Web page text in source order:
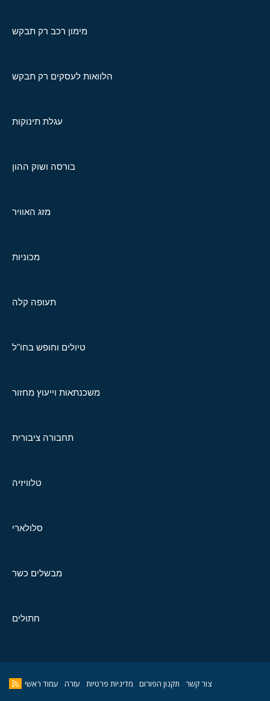
מימון רכב רק תבקש
הלוואות לעסקים רק תבקש
עגלת תינוקות
בורסה ושוק ההון
מזג האוויר
מכוניות
תעופה קלה
טיולים וחופש בחו"ל
משכנתאות וייעוץ מחזור
תחבורה ציבורית
טלוויזיה
סלולארי
מבשלים כשר
חתולים
צור קשר תקנון הפורום מדיניות פרטיות עזרה עמוד ראשי